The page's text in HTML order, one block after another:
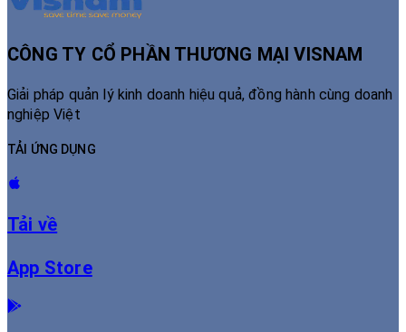
CÔNG TY CỔ PHẦN THƯƠNG MẠI VISNAM
Giải pháp quản lý kinh doanh hiệu quả, đồng hành cùng doanh
nghiệp Việt
TẢI ỨNG DỤNG
Tải về
App Store